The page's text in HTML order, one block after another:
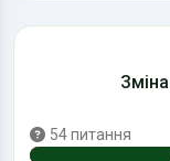
54 питання